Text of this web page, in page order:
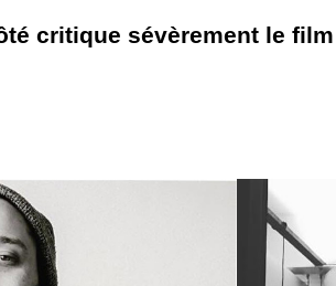
critique sévèrement le